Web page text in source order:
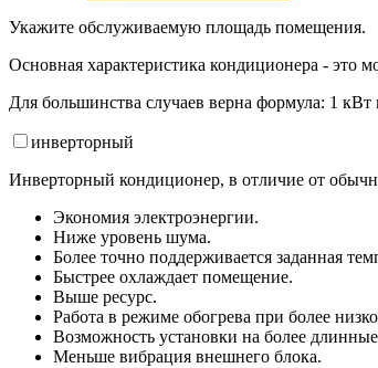
Укажите обслуживаемую площадь помещения.
Основная характеристика кондиционера - это
Для большинства случаев верна формула: 1
инверторный
Инверторный кондиционер, в отличие от
Экономия электроэнергии.
Ниже уровень шума.
Более точно поддерживается заданная
Быстрее охлаждает помещение.
Выше ресурс.
Работа в режиме обогрева при более
Возможность установки на более
Меньше вибрация внешнего блока.